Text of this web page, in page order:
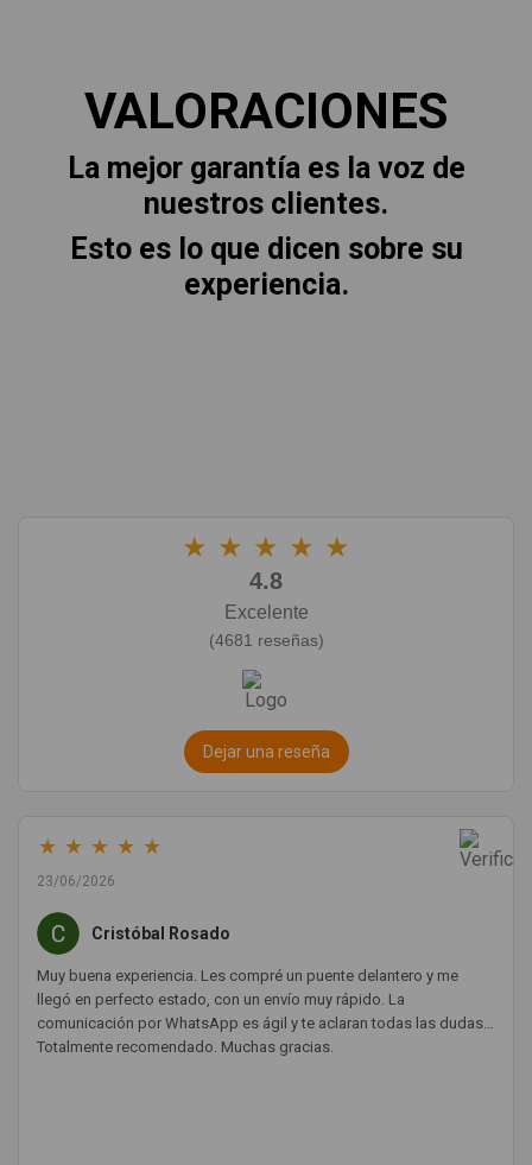
VALORACIONES
La mejor garantía es la voz de
nuestros clientes.
Esto es lo que dicen sobre su
experiencia.
★ ★ ★ ★ ★
4.8
Excelente
(4681 reseñas)
Dejar una reseña
★ ★ ★ ★ ★
23/06/2026
Cristóbal Rosado
Muy buena experiencia. Les compré un puente delantero y me
llegó en perfecto estado, con un envío muy rápido. La
comunicación por WhatsApp es ágil y te aclaran todas las dudas.
Totalmente recomendado. Muchas gracias.